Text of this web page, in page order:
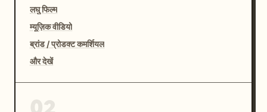
लघु फिल्म
म्यूज़िक वीडियो
ब्रांड / प्रोडक्ट कमर्शियल
और देखें